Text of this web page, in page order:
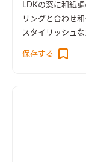
LDKの窓に和紙
リングと合わせ
スタイリッシュ
えてくれます。
保存する